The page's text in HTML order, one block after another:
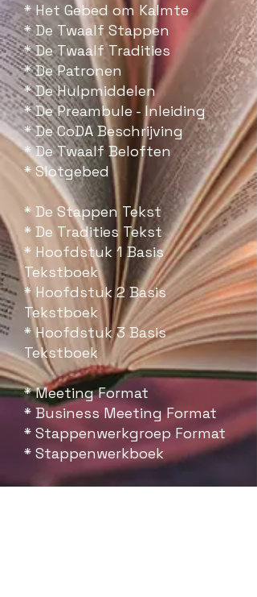
*Het Gebed om Kalmte
* De Twaalf Stappen
* De Twaalf Tradities
* De Patronen
* De Hulpmiddelen
* De Preambule - Inleiding
* De CoDA Beschrijving
* De Twaalf Beloften
* Slotgebed
* De Stappen Tekst
* De Tradities Tekst
* Hoofdstuk 1 Basis
Tekstboek
* Hoofdstuk 2 Basis
Tekstboek
* Hoofdstuk 3 Basis
Tekstboek
* Meeting Format
* Business Meeting Format
* Stappenwerkgroep Format
* Stappenwerkboek